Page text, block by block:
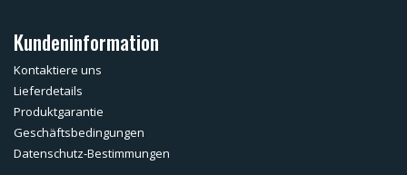
Kundeninformation
Kontaktiere uns
Lieferdetails
Produktgarantie
Geschäftsbedingungen
Datenschutz-Bestimmungen